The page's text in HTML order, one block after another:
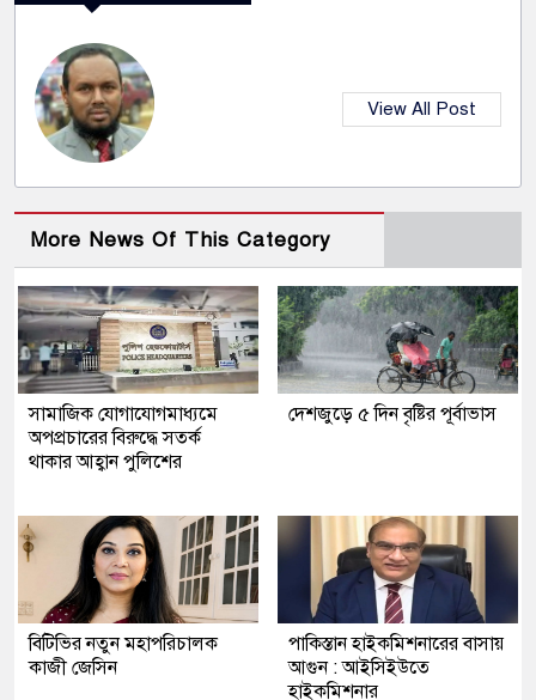
View All Post
More News Of This Category
সামাজিক যোগাযোগমাধ্যমে
অপপ্রচারের বিরুদ্ধে সতর্ক
থাকার আহ্বান পুলিশের
দেশজুড়ে ৫ দিন বৃষ্টির পূর্বাভাস
বিটিভির নতুন মহাপরিচালক
কাজী জেসিন
পাকিস্তান হাইকমিশনারের বাসায়
আগুন : আইসিইউতে
হাইকমিশনার